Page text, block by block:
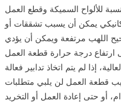
للألواح السميكة وقطع العمل
يمكن أن يسبب تشققات أو
اللهب مرتفعة ويمكن أن يؤدي
إذا لم يتم اتخاذ تدابير فعالة
قطعة العمل لن يلبي متطلبات